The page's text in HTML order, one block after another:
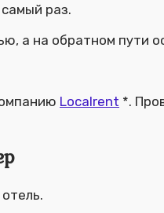
раз.
а на обратном пути
Localrent *.